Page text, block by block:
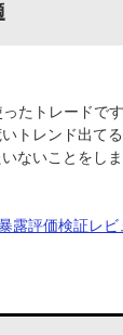
たトレードで
トレンド出て
ないことをし
露評価検証レ